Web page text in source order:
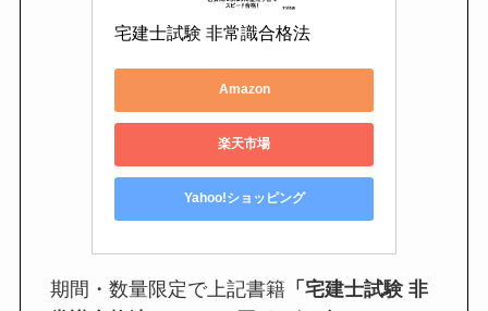
宅建士試験 非常識合格法
Amazon
楽天市場
Yahoo!ショッピング
期間・数量限定で上記書籍「宅建士試験 非